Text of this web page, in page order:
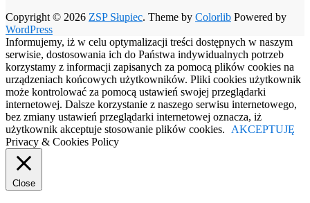
Copyright © 2026 ZSP Słupiec. Theme by Colorlib Powered by
WordPress
Informujemy, iż w celu optymalizacji treści dostępnych w naszym
serwisie, dostosowania ich do Państwa indywidualnych potrzeb
korzystamy z informacji zapisanych za pomocą plików cookies na
urządzeniach końcowych użytkowników. Pliki cookies użytkownik
może kontrolować za pomocą ustawień swojej przeglądarki
internetowej. Dalsze korzystanie z naszego serwisu internetowego,
bez zmiany ustawień przeglądarki internetowej oznacza, iż
użytkownik akceptuje stosowanie plików cookies.
AKCEPTUJĘ
Privacy & Cookies Policy
Close